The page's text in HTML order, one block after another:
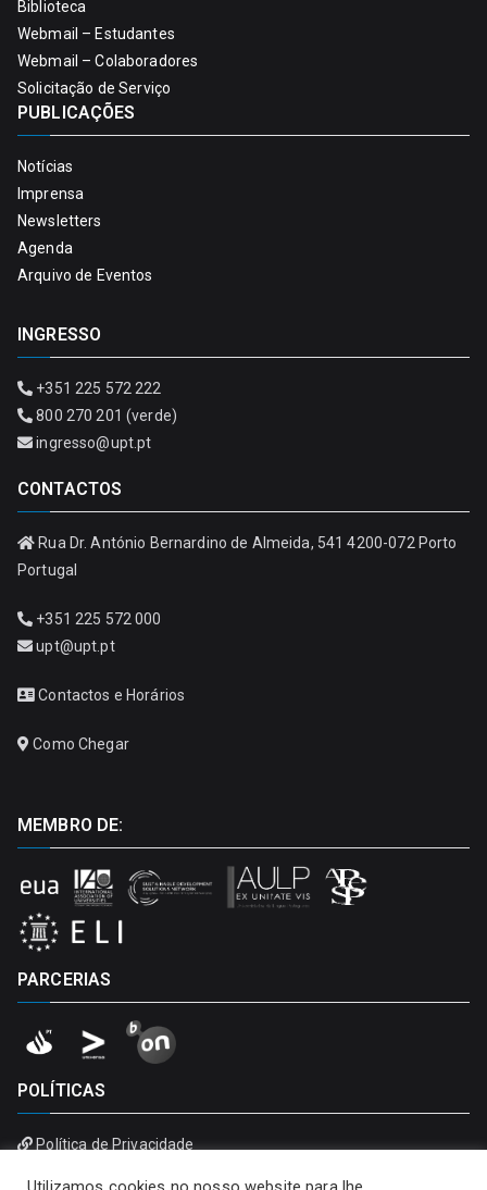
Biblioteca
Webmail – Estudantes
Webmail – Colaboradores
Solicitação de Serviço
PUBLICAÇÕES
Notícias
Imprensa
Newsletters
Agenda
Arquivo de Eventos
INGRESSO
+351 225 572 222
800 270 201 (verde)
ingresso@upt.pt
CONTACTOS
Rua Dr. António Bernardino de Almeida, 541 4200-072 Porto
Portugal
+351 225 572 000
upt@upt.pt
Contactos e Horários
Como Chegar
MEMBRO DE:
PARCERIAS
POLÍTICAS
Política de Privacidade